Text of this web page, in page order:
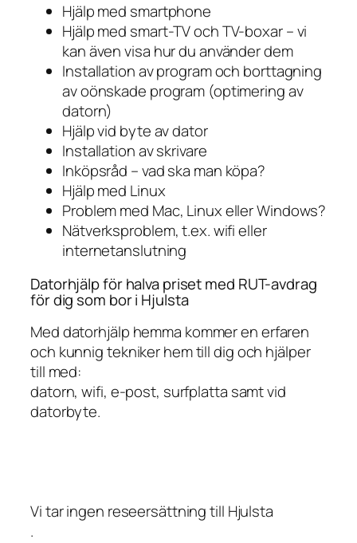
Hjälp med smartphone
Hjälp med smart-TV och TV-boxar – vi
kan även visa hur du använder dem
Installation av program och borttagning
av oönskade program (optimering av
datorn)
Hjälp vid byte av dator
Installation av skrivare
Inköpsråd – vad ska man köpa?
Hjälp med Linux
Problem med Mac, Linux eller Windows?
Nätverksproblem, t.ex. wifi eller
internetanslutning
Datorhjälp för halva priset med RUT-avdrag
för dig som bor i Hjulsta
Med datorhjälp hemma kommer en erfaren
och kunnig tekniker hem till dig och hjälper
till med:
datorn, wifi, e-post, surfplatta samt vid
datorbyte.
Vi tar ingen reseersättning till Hjulsta
.